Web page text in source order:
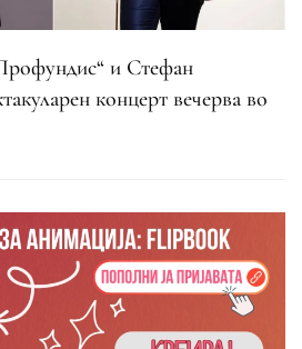
и Стефан
концерт вечерва во